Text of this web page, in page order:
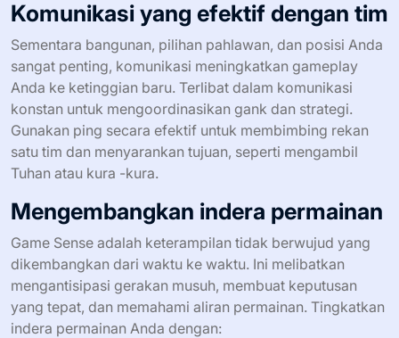
Komunikasi yang efektif dengan tim
Sementara bangunan, pilihan pahlawan, dan posisi Anda
sangat penting, komunikasi meningkatkan gameplay
Anda ke ketinggian baru. Terlibat dalam komunikasi
konstan untuk mengoordinasikan gank dan strategi.
Gunakan ping secara efektif untuk membimbing rekan
satu tim dan menyarankan tujuan, seperti mengambil
Tuhan atau kura -kura.
Mengembangkan indera permainan
Game Sense adalah keterampilan tidak berwujud yang
dikembangkan dari waktu ke waktu. Ini melibatkan
mengantisipasi gerakan musuh, membuat keputusan
yang tepat, dan memahami aliran permainan. Tingkatkan
indera permainan Anda dengan: